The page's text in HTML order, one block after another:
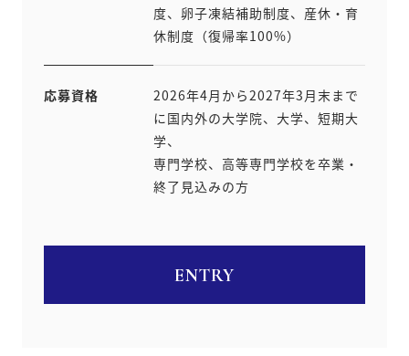
度、卵子凍結補助制度、産休・育
休制度（復帰率100%）
応募資格
2026年4月から2027年3月末まで
に国内外の大学院、大学、短期大
学、
専門学校、高等専門学校を卒業・
終了見込みの方
ENTRY